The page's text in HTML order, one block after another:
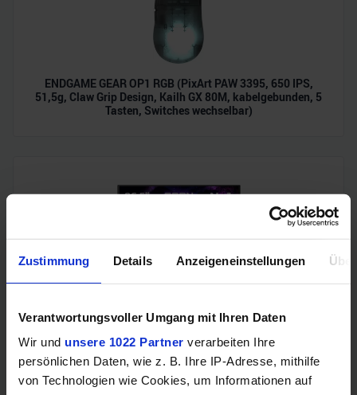
Zustimmung Details Anzeigeneinstellungen
Verantwortungsvoller Umgang mit Ihren Daten
Wir und unsere 1022 Partner verarbeiten Ihre
persönlichen Daten, wie z. B. Ihre IP-Adresse, mithilfe
von Technologien wie Cookies, um Informationen auf
ENDGAME GEAR OP1 RGB (PixArt PAW 3395, 650 IPS,
51,5g, Claw Grip Design, Kailh GX 80M, kabelgebunden, 5
Tasten, Switches wechselbar)
AOC Agon Pro (280Hz, WQHD, QD-OLED, 27", G-Sync, 99%